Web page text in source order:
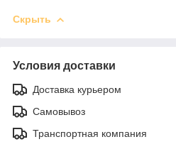
Скрыть
Условия доставки
Доставка курьером
Самовывоз
Транспортная компания